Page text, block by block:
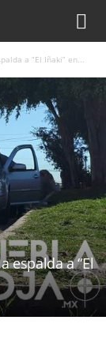
a “El Iñaki” en...
espalda a “El